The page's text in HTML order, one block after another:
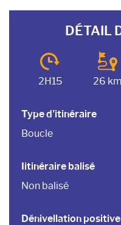
DÉTAIL
2H15 26 km
Type d’itinéraire
Boucle
Iitinéraire balisé
Non balisé
Dénivellation positive